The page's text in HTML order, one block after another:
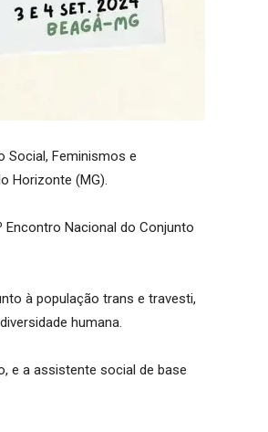
Social, Feminismos e
Horizonte (MG).
Nacional do Conjunto
à população trans e travesti,
humana.
e a assistente social de base